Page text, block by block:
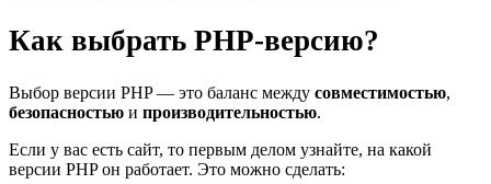
Как выбрать PHP-версию?
Выбор версии PHP — это баланс между совместимостью,
безопасностью и производительностью.
Если у вас есть сайт, то первым делом узнайте, на какой
версии PHP он работает. Это можно сделать: